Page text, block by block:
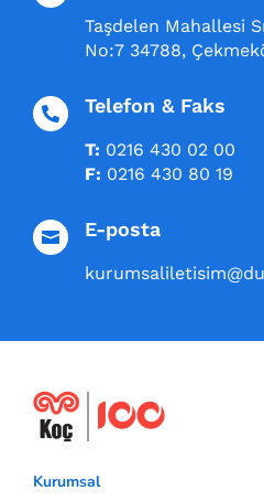
Taşdelen Mahallesi
No:7 34788,
 Telefon & Faks
T: 0216 430 02 00
F: 0216 430 80 19
 E-posta
Kurumsal